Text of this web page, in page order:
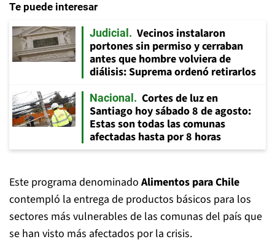
Te puede interesar
Judicial
Vecinos instalaron
portones sin permiso y cerraban
antes que hombre volviera de
diálisis: Suprema ordenó retirarlos
Nacional
Cortes de luz en
Santiago hoy sábado 8 de agosto:
Estas son todas las comunas
afectadas hasta por 8 horas
Este programa denominado Alimentos para Chile
contempló la entrega de productos básicos para los
sectores más vulnerables de las comunas del país que
se han visto más afectados por la crisis.